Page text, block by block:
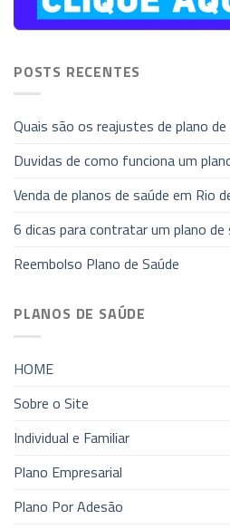
POSTS RECENTES
Quais são os reajustes de plano de
Duvidas de como funciona um
Venda de planos de saúde em Rio
6 dicas para contratar um plano de
Reembolso Plano de Saúde
PLANOS DE SAÚDE
HOME
Sobre o Site
Individual e Familiar
Plano Empresarial
Plano Por Adesão